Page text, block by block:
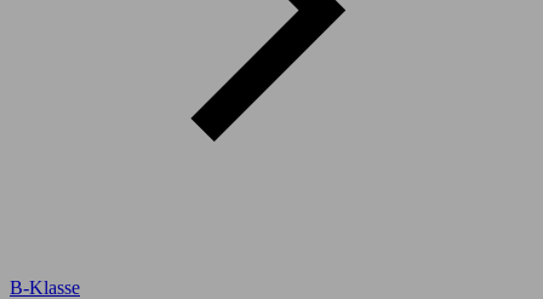
B-Klasse